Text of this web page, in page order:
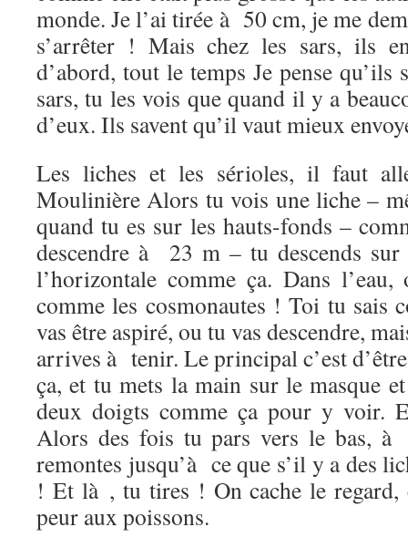
monde. Je l’ai tirée à 50 cm, je me
s’arrêter ! Mais chez les sars, ils
d’abord, tout le temps Je pense qu’ils
sars, tu les vois que quand il y a
d’eux. Ils savent qu’il vaut mieux
Les liches et les sérioles, il faut
Moulinière Alors tu vois une liche –
quand tu es sur les hauts-fonds –
descendre à 23 m – tu descends
l’horizontale comme ça. Dans
comme les cosmonautes ! Toi tu sais
vas être aspiré, ou tu vas descendre,
arrives à tenir. Le principal c’est
ça, et tu mets la main sur le masque
deux doigts comme ça pour y voir.
Alors des fois tu pars vers le bas,
remontes jusqu’à ce que s’il y a des
! Et là , tu tires ! On cache le regard,
peur aux poissons.